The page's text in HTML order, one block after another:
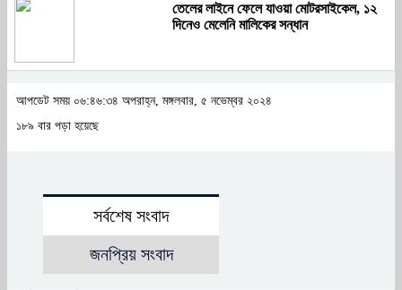
তেলের লাইনে ফেলে যাওয়া মোটরসাইকেল, ১২
দিনেও মেলেনি মালিকের সন্ধান
আপডেট সময় ০৬:৪৬:৩৪ অপরাহ্ন, মঙ্গলবার, ৫ নভেম্বর ২০২৪
১৮৯ বার পড়া হয়েছে
সর্বশেষ সংবাদ
জনপ্রিয় সংবাদ